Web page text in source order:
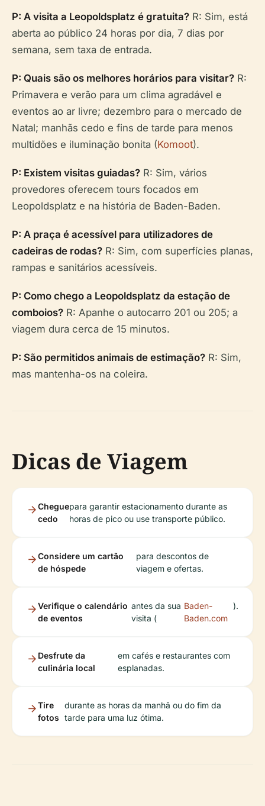
P: A visita a Leopoldsplatz é gratuita? R: Sim, está
aberta ao público 24 horas por dia, 7 dias por
semana, sem taxa de entrada.
P: Quais são os melhores horários para visitar? R:
Primavera e verão para um clima agradável e
eventos ao ar livre; dezembro para o mercado de
Natal; manhãs cedo e fins de tarde para menos
multidões e iluminação bonita (Komoot).
P: Existem visitas guiadas? R: Sim, vários
provedores oferecem tours focados em
Leopoldsplatz e na história de Baden-Baden.
P: A praça é acessível para utilizadores de
cadeiras de rodas? R: Sim, com superfícies planas,
rampas e sanitários acessíveis.
P: Como chego a Leopoldsplatz da estação de
comboios? R: Apanhe o autocarro 201 ou 205; a
viagem dura cerca de 15 minutos.
P: São permitidos animais de estimação? R: Sim,
mas mantenha-os na coleira.
Dicas de Viagem
Chegue
cedo
para garantir estacionamento durante as
horas de pico ou use transporte público.
Considere um cartão
de hóspede
para descontos de
viagem e ofertas.
Verifique o calendário
de eventos
antes da sua
visita (
Baden-
Baden.com
).
Desfrute da
culinária local
em cafés e restaurantes com
esplanadas.
Tire
fotos
durante as horas da manhã ou do fim da
tarde para uma luz ótima.